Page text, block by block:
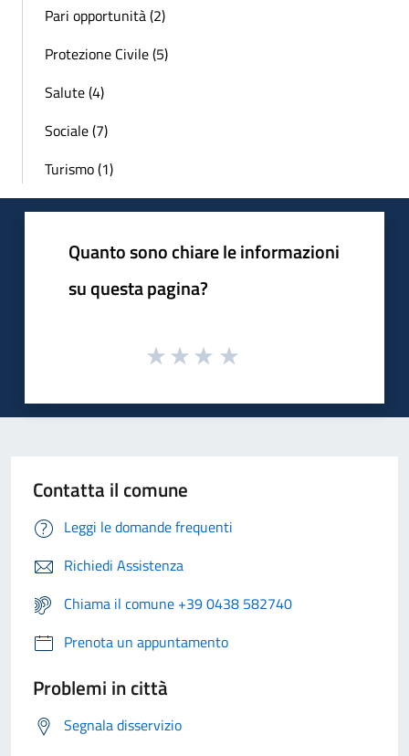
Pari opportunità (2)
Protezione Civile (5)
Salute (4)
Sociale (7)
Turismo (1)
Quanto sono chiare le informazioni
su questa pagina?
Contatta il comune
Leggi le domande frequenti
Richiedi Assistenza
Chiama il comune +39 0438 582740
Prenota un appuntamento
Problemi in città
Segnala disservizio